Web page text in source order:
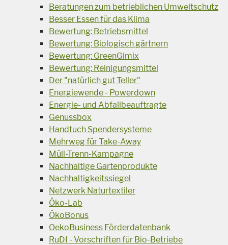
Beratungen zum betrieblichen Umweltschutz
Besser Essen für das Klima
Bewertung: Betriebsmittel
Bewertung: Biologisch gärtnern
Bewertung: GreenGimix
Bewertung: Reinigungsmittel
Der "natürlich gut Teller"
Energiewende - Powerdown
Energie- und Abfallbeauftragte
Genussbox
Handtuch Spendersysteme
Mehrweg für Take-Away
Müll-Trenn-Kampagne
Nachhaltige Gartenprodukte
Nachhaltigkeitssiegel
Netzwerk Naturtextiler
Öko-Lab
ÖkoBonus
OekoBusiness Förderdatenbank
RuDI - Vorschriften für Bio-Betriebe